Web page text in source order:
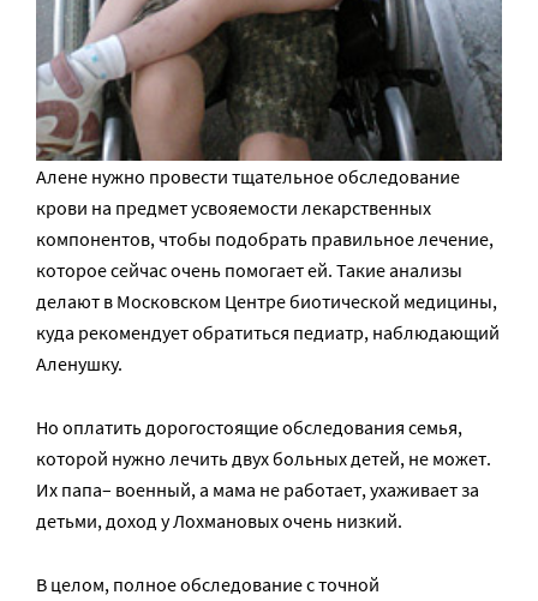
Алене нужно провести тщательное обследование
крови на предмет усвояемости лекарственных
компонентов, чтобы подобрать правильное лечение,
которое сейчас очень помогает ей. Такие анализы
делают в Московском Центре биотической медицины,
куда рекомендует обратиться педиатр, наблюдающий
Аленушку.
Но оплатить дорогостоящие обследования семья,
которой нужно лечить двух больных детей, не может.
Их папа– военный, а мама не работает, ухаживает за
детьми, доход у Лохмановых очень низкий.
В целом, полное обследование с точной